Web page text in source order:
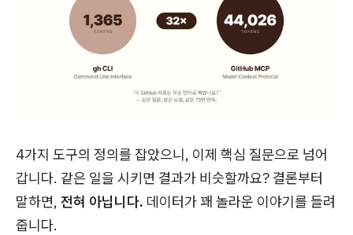
4가지 도구의 정의를 잡았으니, 이제 핵심 질문으로 넘어
갑니다. 같은 일을 시키면 결과가 비슷할까요? 결론부터
말하면, 전혀 아닙니다. 데이터가 꽤 놀라운 이야기를 들려
줍니다.